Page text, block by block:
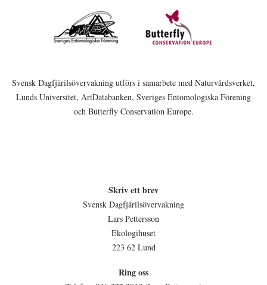
Svensk Dagfjärilsövervakning utförs i samarbete med Naturvårdsverket,
Lunds Universitet, ArtDatabanken, Sveriges Entomologiska Förening
och Butterfly Conservation Europe.
Skriv ett brev
Svensk Dagfjärilsövervakning
Lars Pettersson
Ekologihuset
223 62 Lund
Ring oss